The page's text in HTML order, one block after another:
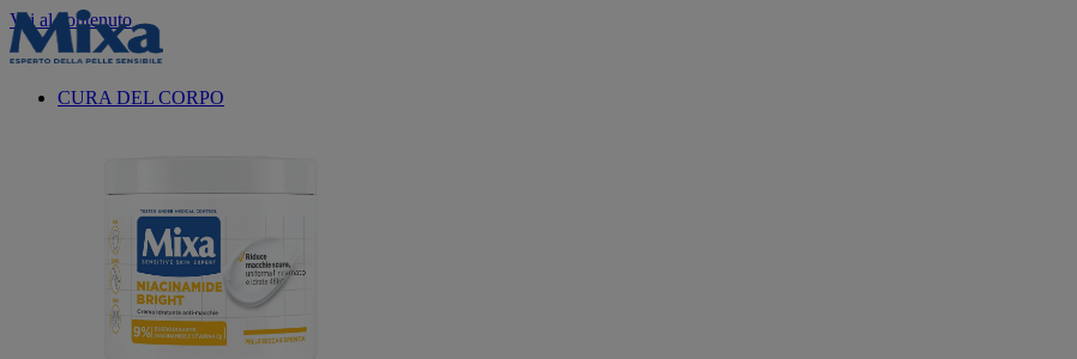
Vai al contenuto
CURA DEL CORPO